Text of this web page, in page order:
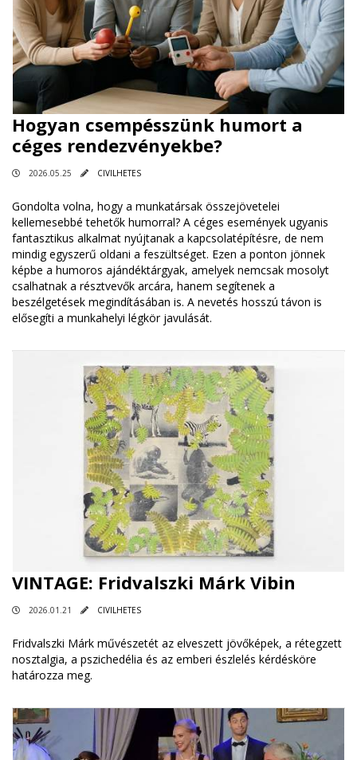
Hogyan csempésszünk humort a
céges rendezvényekbe?
2026.05.25 CIVILHETES
Gondolta volna, hogy a munkatársak összejövetelei
kellemesebbé tehetők humorral? A céges események ugyanis
fantasztikus alkalmat nyújtanak a kapcsolatépítésre, de nem
mindig egyszerű oldani a feszültséget. Ezen a ponton jönnek
képbe a humoros ajándéktárgyak, amelyek nemcsak mosolyt
csalhatnak a résztvevők arcára, hanem segítenek a
beszélgetések megindításában is. A nevetés hosszú távon is
elősegíti a munkahelyi légkör javulását.
VINTAGE: Fridvalszki Márk Vibin
2026.01.21 CIVILHETES
Fridvalszki Márk művészetét az elveszett jövőképek, a rétegzett
nosztalgia, a pszichedélia és az emberi észlelés kérdésköre
határozza meg.